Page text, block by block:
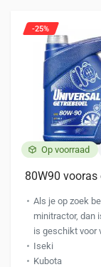
Op voorraad
-25%
80W90
Als je op zoek
minitractor, dan
is geschikt voor
Iseki
Kubota